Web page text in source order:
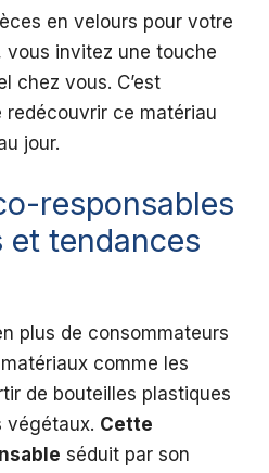
en velours pour votre
vous invitez une touche
chez vous. C’est
redécouvrir ce matériau
jour.
responsables
et tendances
plus de consommateurs
comme les
de bouteilles plastiques
végétaux. Cette
séduit par son